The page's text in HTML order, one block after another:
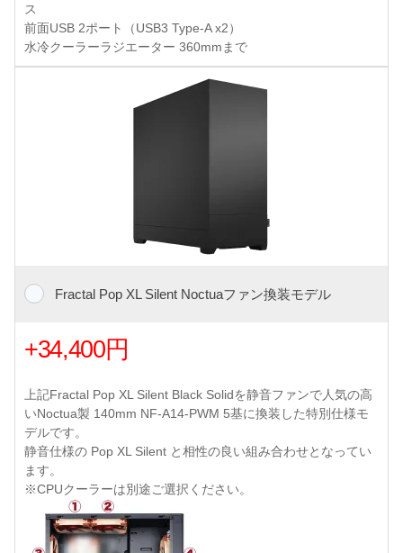
ス
前面USB 2ポート（USB3 Type-A x2）
水冷クーラーラジエーター 360mmまで
Fractal Pop XL Silent Noctuaファン換装モデル
+34,400円
上記Fractal Pop XL Silent Black Solidを静音ファンで人気の高
いNoctua製 140mm NF-A14-PWM 5基に換装した特別仕様モ
デルです。
静音仕様の Pop XL Silent と相性の良い組み合わせとなってい
ます。
※CPUクーラーは別途ご選択ください。